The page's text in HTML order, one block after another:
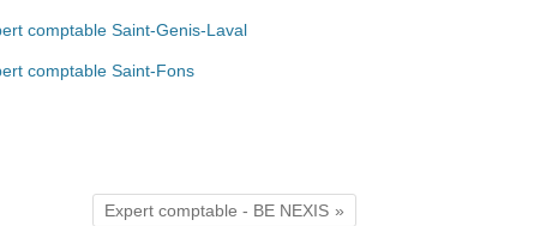
comptable Saint-Genis-Laval
comptable Saint-Fons
Expert comptable - BE NEXIS